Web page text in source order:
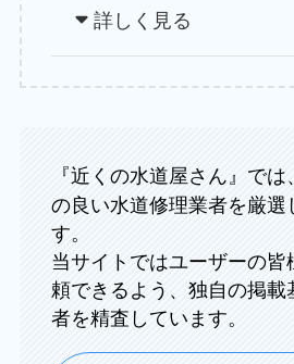
詳しく見る
『近くの水道屋さん』では、
の良い水道修理業者を厳選
す。
当サイトではユーザーの
頼できるよう、独自の掲
者を精査しています。